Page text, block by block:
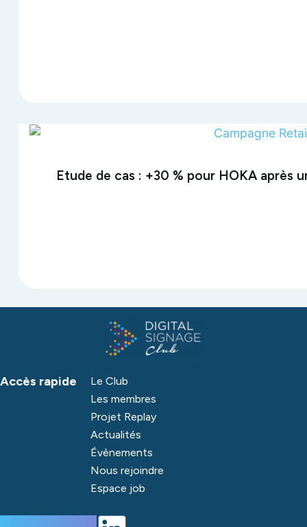
Etude de cas : +30 % pour HOKA après
Accès rapide
Le Club
Les membres
Projet Replay
Actualités
Évènements
Nous rejoindre
Espace job